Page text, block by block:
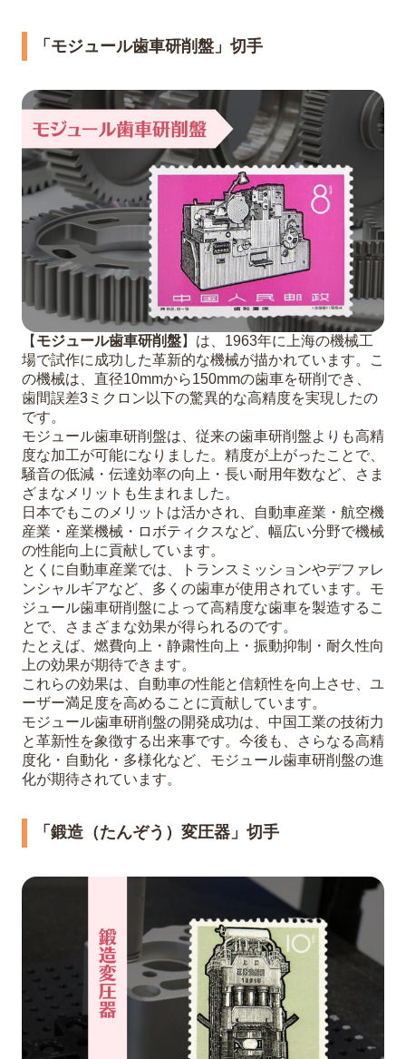
「モジュール歯車研削盤」切手
【 モジュール歯車研削盤】は、1963年に上海の機械工
場で試作に成功した革新的な機械が描かれています。こ
の機械は、直径10mmから150mmの歯車を研削でき、
歯間誤差3ミクロン以下の驚異的な高精度を実現したの
です。
モジュール歯車研削盤は、従来の歯車研削盤よりも高精
度な加工が可能になりました。精度が上がったことで、
騒音の低減・伝達効率の向上・長い耐用年数など、さま
ざまなメリットも生まれました。
日本でもこのメリットは活かされ、自動車産業・航空機
産業・産業機械・ロボティクスなど、幅広い分野で機械
の性能向上に貢献しています。
とくに自動車産業では、トランスミッションやデファレ
ンシャルギアなど、多くの歯車が使用されています。モ
ジュール歯車研削盤によって高精度な歯車を製造するこ
とで、さまざまな効果が得られるのです。
たとえば、燃費向上・静粛性向上・振動抑制・耐久性向
上の効果が期待できます。
これらの効果は、自動車の性能と信頼性を向上させ、ユ
ーザー満足度を高めることに貢献しています。
モジュール歯車研削盤の開発成功は、中国工業の技術力
と革新性を象徴する出来事です。今後も、さらなる高精
度化・自動化・多様化など、モジュール歯車研削盤の進
化が期待されています。
「鍛造（たんぞう）変圧器」切手